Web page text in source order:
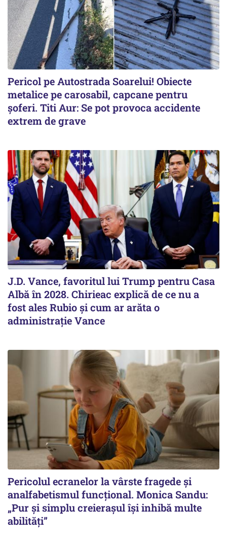
Pericol pe Autostrada Soarelui! Obiecte
metalice pe carosabil, capcane pentru
șoferi. Titi Aur: Se pot provoca accidente
extrem de grave
J.D. Vance, favoritul lui Trump pentru Casa
Albă în 2028. Chirieac explică de ce nu a
fost ales Rubio și cum ar arăta o
administrație Vance
Pericolul ecranelor la vârste fragede și
analfabetismul funcțional. Monica Sandu:
„Pur și simplu creierașul își inhibă multe
abilități”